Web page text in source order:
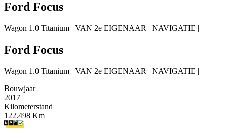
Ford Focus
Wagon 1.0 Titanium | VAN 2e EIGENAAR | NAVIGATIE |
Ford Focus
Wagon 1.0 Titanium | VAN 2e EIGENAAR | NAVIGATIE |
Bouwjaar
2017
Kilometerstand
122.498 Km